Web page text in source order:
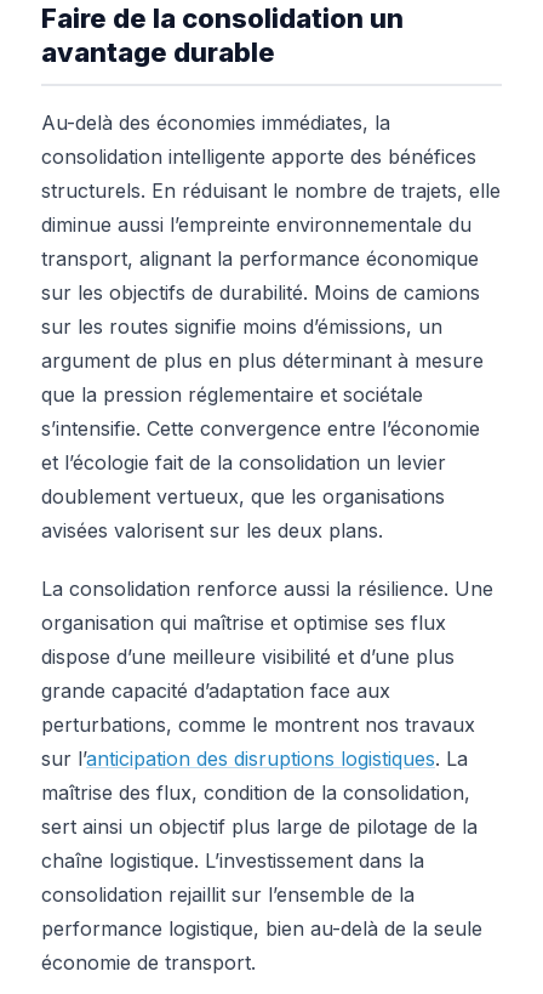
Faire de la consolidation un
avantage durable
Au-delà des économies immédiates, la
consolidation intelligente apporte des bénéfices
structurels. En réduisant le nombre de trajets, elle
diminue aussi l’empreinte environnementale du
transport, alignant la performance économique
sur les objectifs de durabilité. Moins de camions
sur les routes signifie moins d’émissions, un
argument de plus en plus déterminant à mesure
que la pression réglementaire et sociétale
s’intensifie. Cette convergence entre l’économie
et l’écologie fait de la consolidation un levier
doublement vertueux, que les organisations
avisées valorisent sur les deux plans.
La consolidation renforce aussi la résilience. Une
organisation qui maîtrise et optimise ses flux
dispose d’une meilleure visibilité et d’une plus
grande capacité d’adaptation face aux
perturbations, comme le montrent nos travaux
sur l’anticipation des disruptions logistiques. La
maîtrise des flux, condition de la consolidation,
sert ainsi un objectif plus large de pilotage de la
chaîne logistique. L’investissement dans la
consolidation rejaillit sur l’ensemble de la
performance logistique, bien au-delà de la seule
économie de transport.